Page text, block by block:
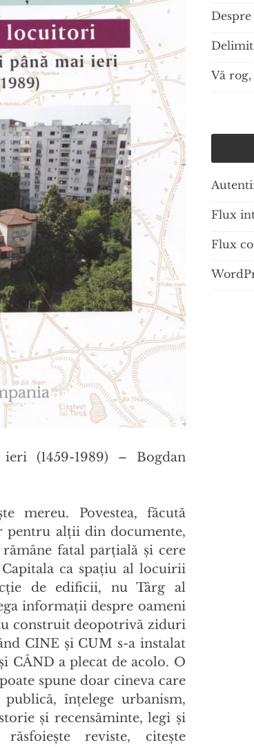
(1459-1989) – Bogdan
mereu. Povestea, făcută
alţii din documente,
fatal parţială şi cere
ca spaţiu al locuirii
de edificii, nu Târg al
informaţii despre oameni
construit deopotrivă ziduri
CINE şi CUM s-a instalat
CÂND a plecat de acolo. O
spune doar cineva care
înţelege urbanism,
şi recensăminte, legi şi
reviste, citeşte
Flux
Flux